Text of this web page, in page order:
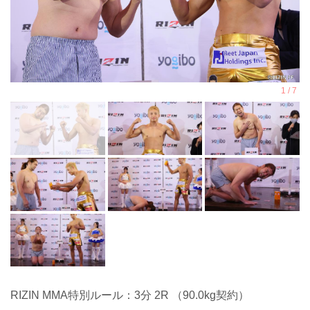
RIZIN MMA特別ルール：3分 2R （90.0kg契約）